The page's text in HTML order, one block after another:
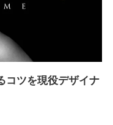
コツを現役デザイナ